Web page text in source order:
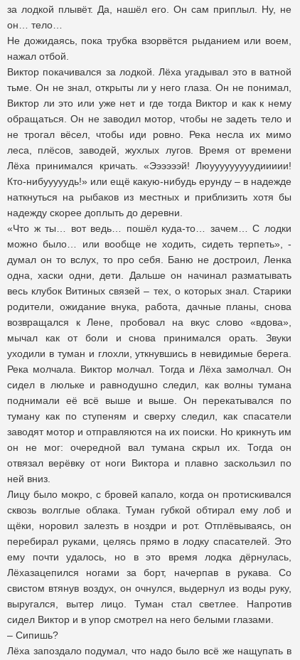
за лодкой плывёт. Да, нашёл его. Он сам приплыл. Ну, не
он… тело…
Не дожидаясь, пока трубка взорвётся рыданием или воем,
нажал отбой.
Виктор покачивался за лодкой. Лёха угадывал это в ватной
тьме. Он не знал, открыты ли у него глаза. Он не понимал,
Виктор ли это или уже нет и где тогда Виктор и как к нему
обращаться. Он не заводил мотор, чтобы не задеть тело и
не трогал вёсел, чтобы иди ровно. Река несла их мимо
леса, плёсов, заводей, жухлых лугов. Время от времени
Лёха принимался кричать. «Ээээээй! Люууууууууудиииии!
Кто-нибууууудь!» или ещё какую-нибудь ерунду – в надежде
наткнуться на рыбаков из местных и приблизить хотя бы
надежду скорее доплыть до деревни.
«Что ж ты… вот ведь… пошёл куда-то… зачем… С лодки
можно было… или вообще не ходить, сидеть терпеть», -
думал он то вслух, то про себя. Баню не достроил, Ленка
одна, хаски одни, дети. Дальше он начинал разматывать
весь клубок Витиных связей – тех, о которых знал. Старики
родители, ожидание внука, работа, дачные планы, снова
возвращался к Лене, пробовал на вкус слово «вдова»,
мычал как от боли и снова принимался орать. Звуки
уходили в туман и глохли, уткнувшись в невидимые берега.
Река молчала. Виктор молчал. Тогда и Лёха замолчал. Он
сидел в люльке и равнодушно следил, как волны тумана
поднимали её всё выше и выше. Он перекатывался по
туману как по ступеням и сверху следил, как спасатели
заводят мотор и отправляются на их поиски. Но крикнуть им
он не мог: очередной вал тумана скрыл их. Тогда он
отвязал верёвку от ноги Виктора и плавно заскользил по
ней вниз.
Лицу было мокро, с бровей капало, когда он протискивался
сквозь волглые облака. Туман губкой обтирал ему лоб и
щёки, норовил залезть в ноздри и рот. Отплёвываясь, он
перебирал руками, целясь прямо в лодку спасателей. Это
ему почти удалось, но в это время лодка дёрнулась,
Лёхазацепился ногами за борт, начерпав в рукава. Со
свистом втянув воздух, он очнулся, выдернул из воды руку,
выругался, вытер лицо. Туман стал светлее. Напротив
сидел Виктор и в упор смотрел на него белыми глазами.
– Сипишь?
Лёха запоздало подумал, что надо было всё же нащупать в